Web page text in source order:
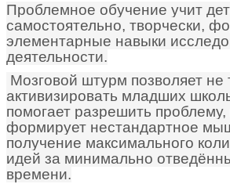
Проблемное обучение учит
самостоятельно, творчески,
элементарные навыки
деятельности.
Мозговой штурм позволяет не
активизировать младших
помогает разрешить проблему,
формирует нестандартное
получение максимального
идей за минимально
времени.